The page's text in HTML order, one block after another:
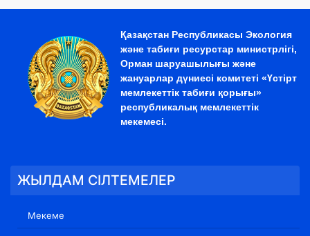
Қазақстан Республикасы Экология
және табиғи ресурстар министрлігі,
Орман шаруашылығы және
жануарлар дүниесі комитеті «Үстірт
мемлекеттік табиғи қорығы»
республикалық мемлекеттік
мекемесі.
ЖЫЛДАМ СІЛТЕМЕЛЕР
Мекеме